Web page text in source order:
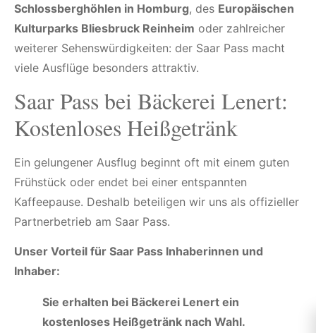
Schlossberghöhlen in Homburg, des Europäischen
Kulturparks Bliesbruck Reinheim oder zahlreicher
weiterer Sehenswürdigkeiten: der Saar Pass macht
viele Ausflüge besonders attraktiv.
Saar Pass bei Bäckerei Lenert:
Kostenloses Heißgetränk
Ein gelungener Ausflug beginnt oft mit einem guten
Frühstück oder endet bei einer entspannten
Kaffeepause. Deshalb beteiligen wir uns als offizieller
Partnerbetrieb am Saar Pass.
Unser Vorteil für Saar Pass Inhaberinnen und
Inhaber:
Sie erhalten bei Bäckerei Lenert ein
kostenloses Heißgetränk nach Wahl.